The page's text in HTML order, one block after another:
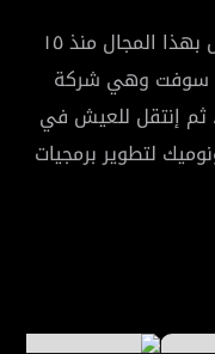
طارق العوزة هومهندس برمجيات ويعمل بهذا المجال منذ ١٥
سوفت وهي شركة
ثم إنتقل للعيش في
لتطوير برمجيات
والحوسبة